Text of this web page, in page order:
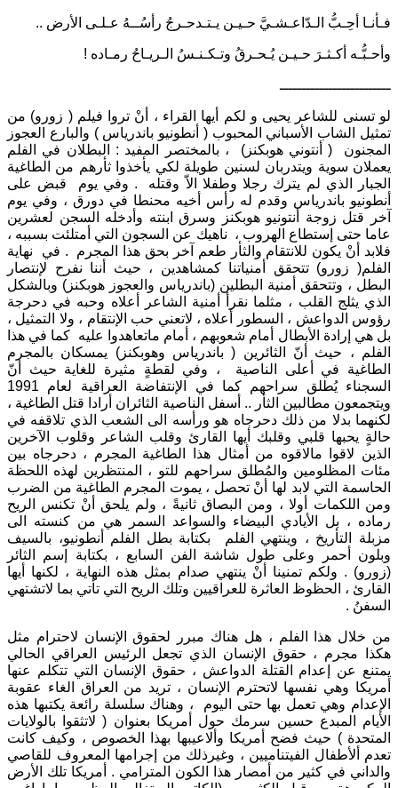
فـأنـا أحِـبُّ الـدّاعـشـيَّ حـيـن يـتـدحـرجُ رأسُــهُ عـلـى الأرض ..
وأحـبُّـه أكـثـرَ حـيـن يُـحـرقُ وتـكـنـسُ الـريـاحُ رمـاده !
ـــــــــــــــــــــــــ
لو تسنى للشاعر يحيى و لكم أيها القراء ، أنْ تروا فيلم ( زورو) من
تمثيل الشاب الأسباني المحبوب ( أنطونيو باندرياس ) والبارع العجوز
المجنون ( أنتوني هوبكنز) ، بالمختصر المفيد : البطلان في الفلم
يعملان سوية ويتدربان لسنين طويلة لكي يأخذوا ثأرهم من الطاغية
الجبار الذي لم يترك رجلا وطفلا الاّ وقتله . وفي يوم قبض على
أنطونيو باندرياس وقدم له رأس أخيه محنطا في دورق ، وفي يوم
آخر قتل زوجة أنتونيو هوبكنز وسرق ابنته وأدخله السجن لعشرين
عاما حتى إستطاع الهروب ، ناهيك عن السجون التي أمتلئت بسببه ،
فلابد أنْ يكون للانتقام والثأر طعم آخر بحق هذا المجرم . في نهاية
الفلم( زورو) تتحقق أمنياتنا كمشاهدين ، حيث أننا نفرح لإنتصار
البطل ، وتتحقق أمنية البطلين (باندرياس والعجوز هوبكنز) وبالشكل
الذي يثلج القلب ، مثلما نقرأ أمنية الشاعر أعلاه وحبه في دحرجة
رؤوس الدواعش ، السطور أعلاه ، لاتعني حب الإنتقام ، ولا التمثيل ،
بل هي إرادة الأبطال أمام شعوبهم ، أمام ماتعاهدوا عليه كما في هذا
الفلم ، حيث أنّ الثائرين ( باندرياس وهوبكنز) يمسكان بالمجرم
الطاغية في أعلى الناصية ، وفي لقطةٍ مثيرة للغاية حيث أنّ
السجناء يُطلق سراحهم كما في الإنتفاضة العراقية لعام 1991
ويتجمعون مطالبين الثأر .. أسفل الناصية الثائران أرادا قتل الطاغية ،
لكنهما بدلا من ذلك دحرجاه هو ورأسه الى الشعب الذي تلاقفه في
حالةٍ يحبها قلبي وقلبك أيها القارئ وقلب الشاعر وقلوب الآخرين
الذين لاقوا مالاقوه من أمثال هذا الطاغية المجرم ، دحرجاه بين
مئات المظلومين والمُطلق سراحهم للتو ، المنتظرين لهذه اللحظة
الحاسمة التي لابد لها أنْ تحصل ، يموت المجرم الطاغية من الضرب
ومن اللكمات أولا ، ومن البصاق ثانيةً ، ولم يلحق أنْ تكنس الريح
رماده ، بل الأيادي البيضاء والسواعد السمر هي من كنسته الى
مزبلة التأريخ ، وينتهي الفلم بكتابة بطل الفلم أنطونيو، بالسيف
وبلون أحمر وعلى طول شاشة الفن السابع ، بكتابة إسم الثائر
(زورو) . ولكم تمنينا أنْ ينتهي صدام بمثل هذه النهاية ، لكنها أيها
القارئ ، الحظوظ العاثرة للعراقيين وتلك الريح التي تأتي بما لاتشتهي
السفنُ .
من خلال هذا الفلم ، هل هناك مبرر لحقوق الإنسان لاحترام مثل
هكذا مجرم ، حقوق الإنسان الذي تجعل الرئيس العراقي الحالي
يمتنع عن إعدام القتلة الدواعش ، حقوق الإنسان التي تتكلم عنها
أمريكا وهي نفسها لاتحترم الإنسان ، تريد من العراق الغاء عقوبة
الإعدام وهي تعمل بها حتى اليوم ، وهناك سلسلة رائعة يكتبها هذه
الأيام المبدع حسين سرمك حول أمريكا بعنوان ( لاتثقوا بالولايات
المتحدة ) حيث فضح أمريكا وألاعيبها بهذا الخصوص ، وكيف كانت
تعدم ألأطفال الفيتناميين ، وغيرذلك من إجرامها المعروف للقاصي
والداني في كثير من أمصار هذا الكون المترامي . أمريكا تلك الأرض